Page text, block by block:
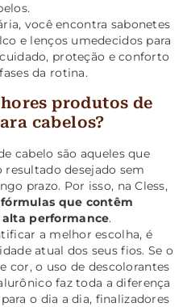
você encontra sabonetes
e lenços umedecidos para
proteção e conforto
da rotina.
produtos de
cabelos?
cabelo são aqueles que
desejado sem
prazo. Por isso, na Cless,
fórmulas que contêm
performance.
a melhor escolha, é
atual dos seus fios. Se o
cor, o uso de descolorantes
faz toda a diferença
o dia a dia, finalizadores